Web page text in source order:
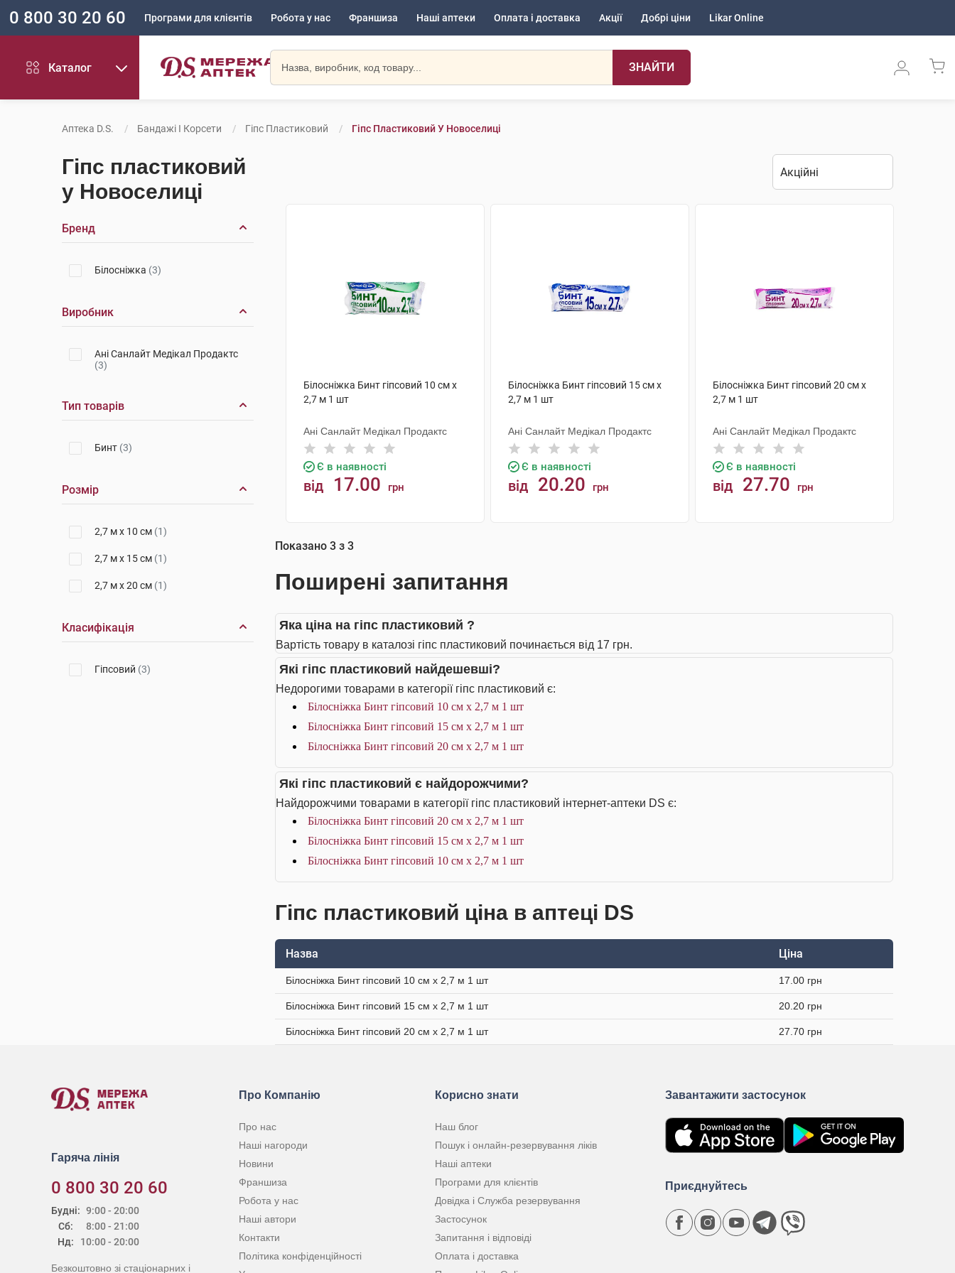
0 800 30 20 60 Програми для клієнтів Робота у нас Франшиза Наші аптеки Оплата і доставка Акції Добрі ціни Likar Online
Каталог ЗНАЙТИ
Аптека D.S. Бандажі І Корсети Гіпс Пластиковий Гіпс Пластиковий У Новоселиці
Гіпс пластиковий
у Новоселиці
Бренд
Білосніжка (3)
Виробник
Ані Санлайт Медікал Продактс
(3)
Тип товарів
Бинт (3)
Розмір
2,7 м х 10 см (1)
2,7 м х 15 см (1)
2,7 м х 20 см (1)
Класифікація
Гіпсовий (3)
Білосніжка Бинт гіпсовий 10 см х
2,7 м 1 шт
Ані Санлайт Медікал Продактс
Є в наявності
від 17.00 грн
Білосніжка Бинт гіпсовий 15 см х
2,7 м 1 шт
Ані Санлайт Медікал Продактс
Є в наявності
від 20.20 грн
Білосніжка Бинт гіпсовий 20 см х
2,7 м 1 шт
Ані Санлайт Медікал Продактс
Є в наявності
від 27.70 грн
Показано 3 з 3
Поширені запитання
Яка ціна на гіпс пластиковий ?
Вартість товару в каталозі гіпс пластиковий починається від 17 грн.
Які гіпс пластиковий найдешевші?
Недорогими товарами в категорії гіпс пластиковий є:
Білосніжка Бинт гіпсовий 10 см х 2,7 м 1 шт
Білосніжка Бинт гіпсовий 15 см х 2,7 м 1 шт
Білосніжка Бинт гіпсовий 20 см х 2,7 м 1 шт
Які гіпс пластиковий є найдорожчими?
Найдорожчими товарами в категорії гіпс пластиковий інтернет-аптеки DS є:
Білосніжка Бинт гіпсовий 20 см х 2,7 м 1 шт
Білосніжка Бинт гіпсовий 15 см х 2,7 м 1 шт
Білосніжка Бинт гіпсовий 10 см х 2,7 м 1 шт
Гіпс пластиковий ціна в аптеці DS
Назва Ціна
Білосніжка Бинт гіпсовий 10 см х 2,7 м 1 шт 17.00 грн
Білосніжка Бинт гіпсовий 15 см х 2,7 м 1 шт 20.20 грн
Білосніжка Бинт гіпсовий 20 см х 2,7 м 1 шт 27.70 грн
Гаряча лінія
0 800 30 20 60
Будні:
Сб:
Нд:
9:00 - 20:00
8:00 - 21:00
10:00 - 20:00
Безкоштовно зі стаціонарних і
Про Компанію
Про нас
Наші нагороди
Новини
Франшиза
Робота у нас
Наші автори
Контакти
Політика конфіденційності
Корисно знати
Наш блог
Пошук і онлайн-резервування ліків
Наші аптеки
Програми для клієнтів
Довідка і Служба резервування
Застосунок
Запитання і відповіді
Оплата і доставка
Завантажити застосунок
Приєднуйтесь